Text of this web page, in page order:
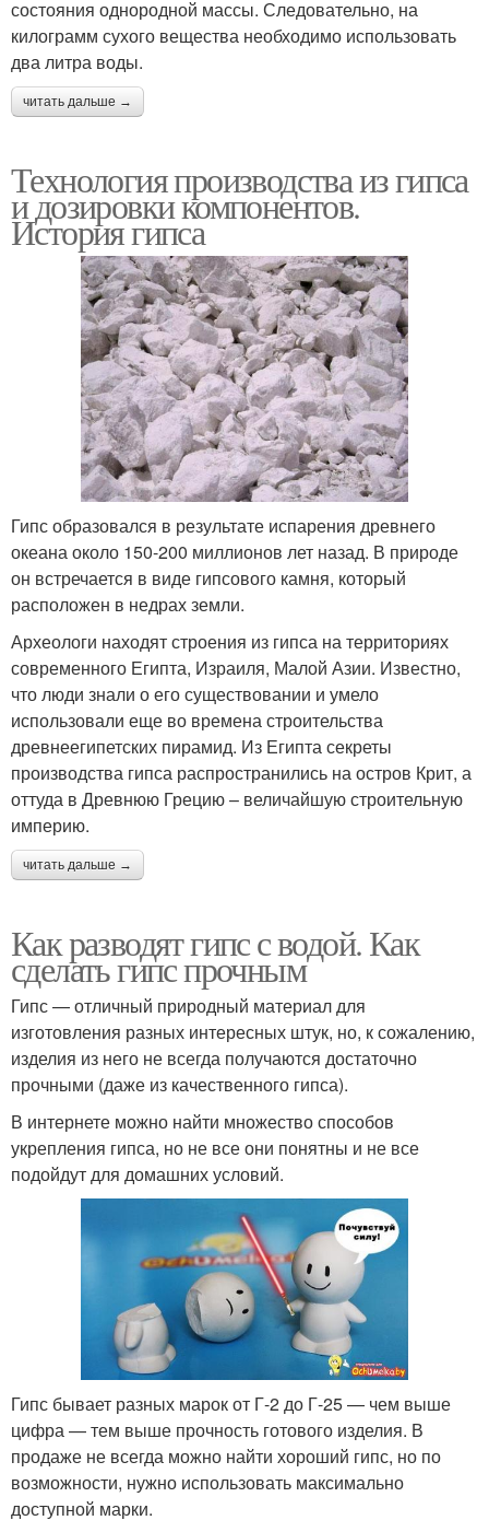
состояния однородной массы. Следовательно, на
килограмм сухого вещества необходимо использовать
два литра воды.
читать дальше →
Технология производства из гипса
и дозировки компонентов.
История гипса
Гипс образовался в результате испарения древнего
океана около 150-200 миллионов лет назад. В природе
он встречается в виде гипсового камня, который
расположен в недрах земли.
Археологи находят строения из гипса на территориях
современного Египта, Израиля, Малой Азии. Известно,
что люди знали о его существовании и умело
использовали еще во времена строительства
древнеегипетских пирамид. Из Египта секреты
производства гипса распространились на остров Крит, а
оттуда в Древнюю Грецию – величайшую строительную
империю.
читать дальше →
Как разводят гипс с водой. Как
сделать гипс прочным
Гипс — отличный природный материал для
изготовления разных интересных штук, но, к сожалению,
изделия из него не всегда получаются достаточно
прочными (даже из качественного гипса).
В интернете можно найти множество способов
укрепления гипса, но не все они понятны и не все
подойдут для домашних условий.
Гипс бывает разных марок от Г-2 до Г-25 — чем выше
цифра — тем выше прочность готового изделия. В
продаже не всегда можно найти хороший гипс, но по
возможности, нужно использовать максимально
доступной марки.